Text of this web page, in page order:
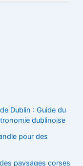
Dublin : Guide du
dublinoise
pour des
paysages corses